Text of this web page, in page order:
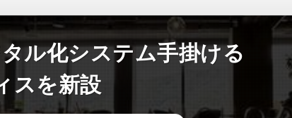
ル化システム手掛ける
スを新設